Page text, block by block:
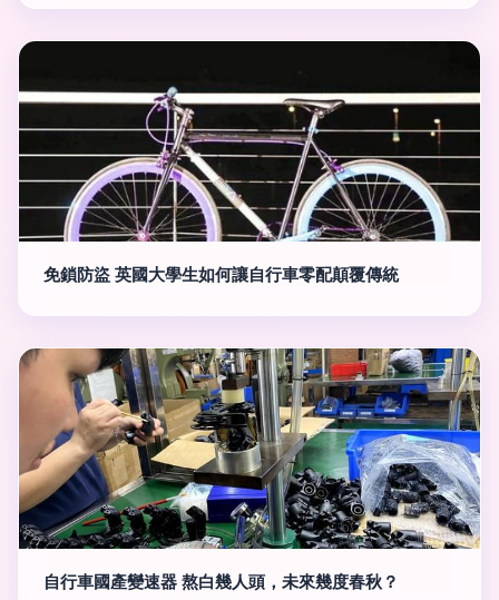
免鎖防盜 英國大學生如何讓自行車零配顛覆傳統
自行車國產變速器 熬白幾人頭，未來幾度春秋？